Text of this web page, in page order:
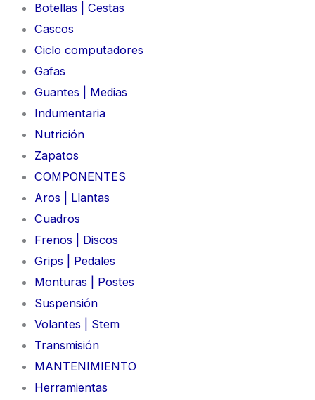
Botellas | Cestas
Cascos
Ciclo computadores
Gafas
Guantes | Medias
Indumentaria
Nutrición
Zapatos
COMPONENTES
Aros | Llantas
Cuadros
Frenos | Discos
Grips | Pedales
Monturas | Postes
Suspensión
Volantes | Stem
Transmisión
MANTENIMIENTO
Herramientas